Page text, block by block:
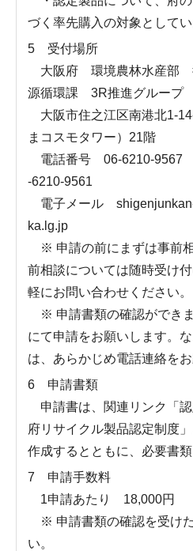
づく率先購入の対象としてい
5 受付場所
大阪府 環境農林水産部
源循環課 3R推進グループ
大阪市住之江区南港北1-
まコスモタワー）21階
電話番号 06-6210-9567
-6210-9561
電子メール
ka.lg.jp
※ 申請の前にまずは事前
前相談については随時受け
軽にお問い合わせください。
※ 申請書類の確認ができ
にて申請をお願いします。
は、あらかじめ電話連絡をお
6 申請書類
申請書は、関連リンク「
府リサイクル製品認定制度
作成するとともに、必要書
7 申請手数料
1申請あたり 18,000円
※ 申請書類の確認を受け
い。